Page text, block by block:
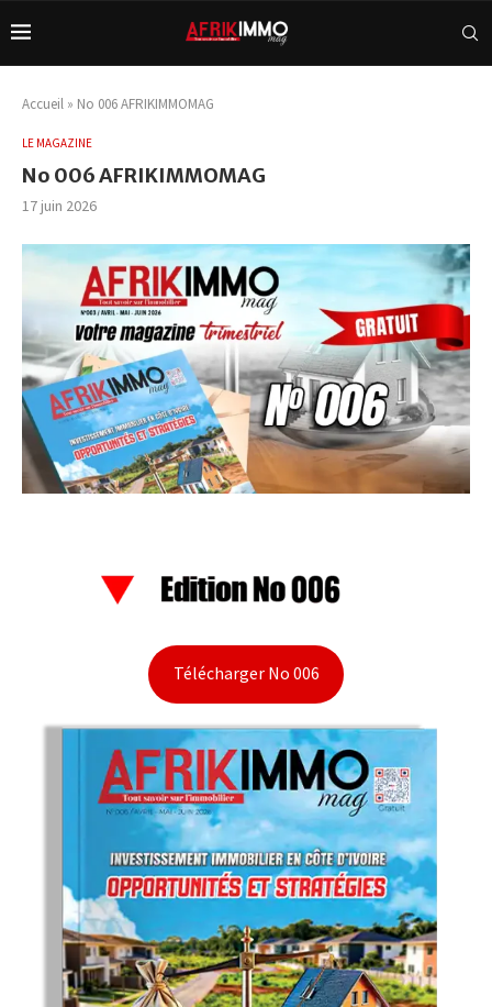
Accueil » No 006 AFRIKIMMOMAG
LE MAGAZINE
No 006 AFRIKIMMOMAG
17 juin 2026
Télécharger No 006